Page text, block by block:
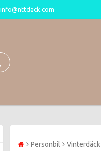
info@nttdack.com
Personbil Vinterdäck